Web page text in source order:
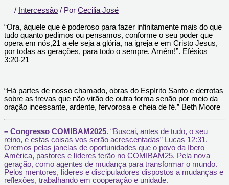
/ Intercessão / Por Cecilia José
“Ora, àquele que é poderoso para fazer infinitamente mais do que
tudo quanto pedimos ou pensamos, conforme o seu poder que
opera em nós,21 a ele seja a glória, na igreja e em Cristo Jesus,
por todas as gerações, para todo o sempre. Amém!”. Efésios
3:20-21
“Há partes de nosso chamado, obras do Espírito Santo e derrotas
sobre as trevas que não virão de outra forma senão por meio da
oração incessante, ardente, fervorosa e cheia de fé.” Beth Moore
– Congresso COMIBAM2025. “Buscai, antes de tudo, o seu
reino, e estas coisas vos serão acrescentadas” Lucas 12:31.
Oremos pelas janelas de oportunidades que o povo da Ibero
América, pastores e líderes terão no COMIBAM25. Pela nova
geração, como agentes de mudança para transformar o mundo.
Pelos mentores, líderes e discipuladores dispostos a mudanças e
reflexões, trabalhando em cooperação e unidade.